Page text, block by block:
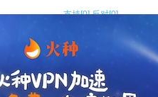
支持[0] 反对[0]
支持[0] 反对